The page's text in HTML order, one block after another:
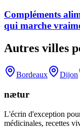
Compléments
qui marche
Autres villes
Bordeaux Dijon
nætur
L'écrin d'exception
médicinales, recettes